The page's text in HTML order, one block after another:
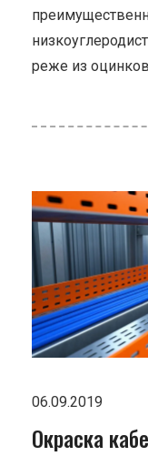
реже из
06.09.2019
Окраска